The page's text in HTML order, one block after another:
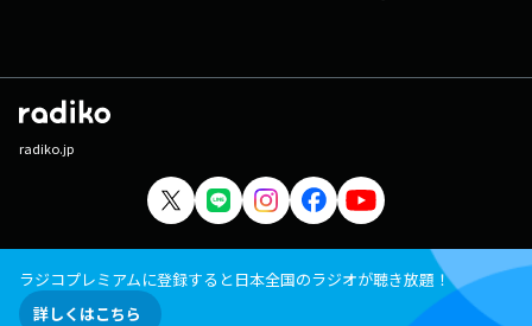
radiko.jp
ラジコプレミアムに登録すると日本全国のラジオが聴き放題！
詳しくはこちら